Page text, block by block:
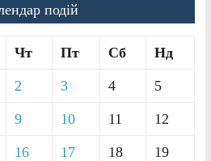
подій
Чт Пт Сб Нд
2 3 4 5
9 10 11 12
16 17 18 19